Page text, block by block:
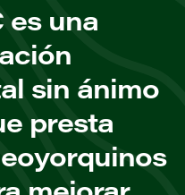
es una
sin ánimo
presta